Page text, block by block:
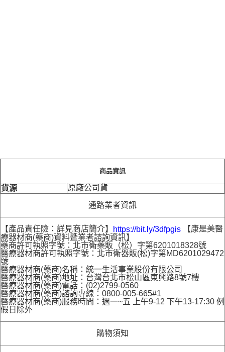
商品資訊
貨源 原廠公司貨
通路業者資訊
【產品責任險：詳見商店簡介】 https://bit.ly/3dfpgis 【康是美醫
療器材商(藥商)資料暨業者諮詢資訊】
藥商許可執照字號：北市衛藥販（松）字第6201018328號
醫療器材商許可執照字號：北市衛器販(松)字第MD6201029472
號
醫療器材商(藥商)名稱：統一生活事業股份有限公司
醫療器材商(藥商)地址：台灣台北市松山區東興路8號7樓
醫療器材商(藥商)電話：(02)2799-0560
醫療器材商(藥商)諮詢專線：0800-005-665#1
醫療器材商(藥商)服務時間：週一~五 上午9-12 下午13-17:30 例
假日除外
購物須知